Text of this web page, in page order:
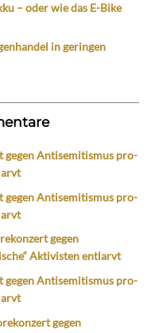
– oder wie das E-Bike
in geringen
Antisemitismus pro-
Antisemitismus pro-
gegen
Aktivisten entlarvt
Antisemitismus pro-
gegen